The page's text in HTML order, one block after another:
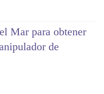
Mar para obtener
de